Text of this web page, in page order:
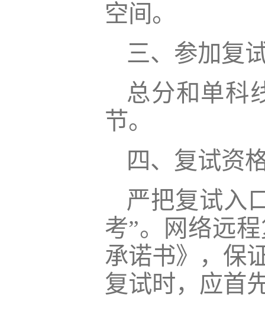
空间。
三、参加复
总分和单科
节。
四、复试资
严把复试入
考”。网络远
承诺书》，保
复试时，应首